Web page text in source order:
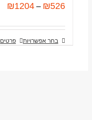
₪526
–
₪1204
בחר אפשרויות פרטים